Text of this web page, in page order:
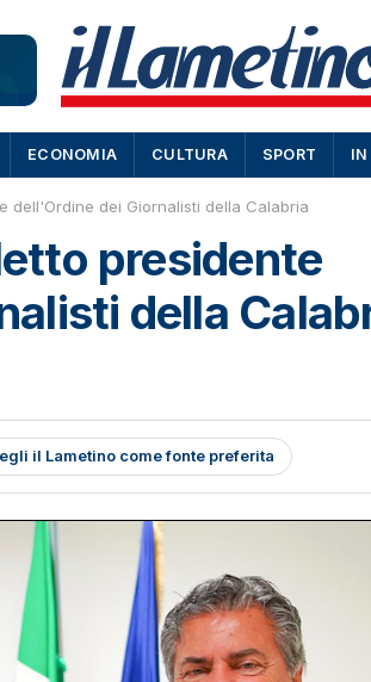
ECONOMIA CULTURA SPORT IN
dell'Ordine dei Giornalisti della Calabria
presidente
della
il Lametino come fonte preferita